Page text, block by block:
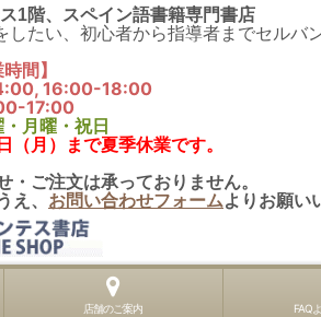
1階、スペイン語書籍専門書店
たい、初心者から指導者までセルバ
時間】
16:00-18:00
17:00
月曜・祝日
月）まで夏季休業です。
ご注文は承っておりません。
え、 お問い合わせフォームよりお願い
店舗のご案内 FAQ